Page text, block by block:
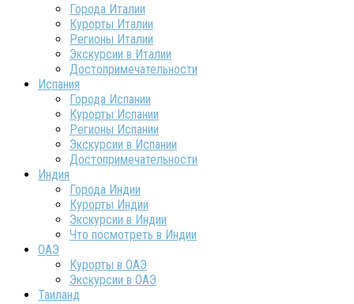
Города Италии
Курорты Италии
Регионы Италии
Экскурсии в Италии
Достопримечательности
Испания
Города Испании
Курорты Испании
Регионы Испании
Экскурсии в Испании
Достопримечательности
Индия
Города Индии
Курорты Индии
Экскурсии в Индии
Что посмотреть в Индии
ОАЭ
Курорты в ОАЭ
Экскурсии в ОАЭ
Таиланд